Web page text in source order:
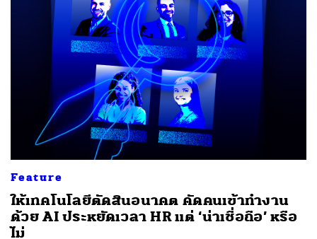
Feature
ให้เทคโนโลยีตัดสินอนาคต คัดคนเข้าทำงาน
ด้วย AI ประหยัดเวลา HR แต่ ‘น่าเชื่อถือ’ หรือ
ไม่